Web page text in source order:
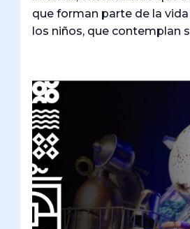
que forman parte de la
los niños, que contemplan